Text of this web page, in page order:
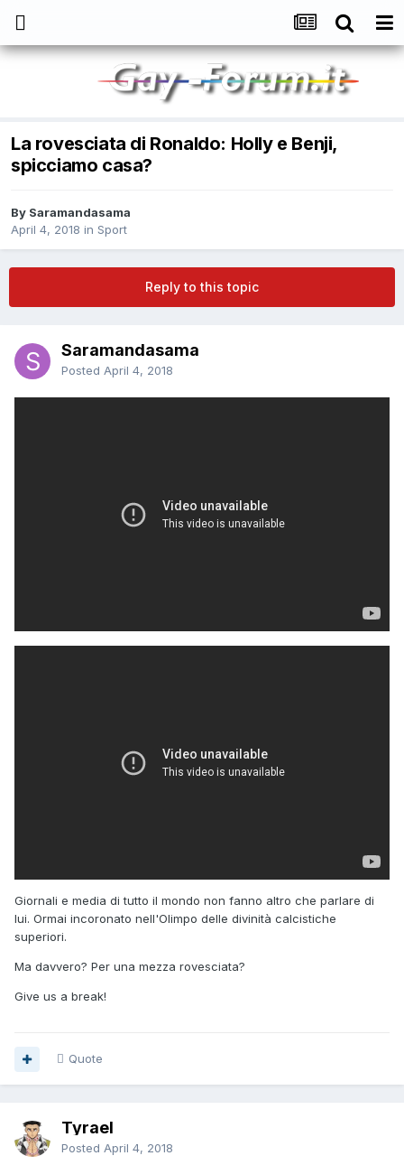
La rovesciata di Ronaldo: Holly e Benji,
spicciamo casa?
By Saramandasama
April 4, 2018 in Sport
Reply to this topic
Saramandasama
Posted April 4, 2018
Giornali e media di tutto il mondo non fanno altro che parlare di
lui. Ormai incoronato nell'Olimpo delle divinità calcistiche
superiori.
Ma davvero? Per una mezza rovesciata?
Give us a break!
Quote
Tyrael
Posted April 4, 2018